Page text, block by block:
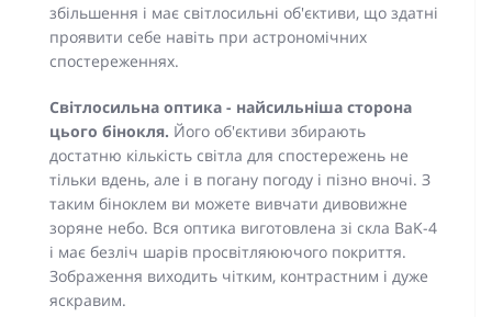
збільшення і має світлосильні об'єктиви, що здатні
проявити себе навіть при астрономічних
спостереженнях.
Світлосильна оптика - найсильніша сторона
цього бінокля. Його об'єктиви збирають
достатню кількість світла для спостережень не
тільки вдень, але і в погану погоду і пізно вночі. З
таким біноклем ви можете вивчати дивовижне
зоряне небо. Вся оптика виготовлена ​​зі скла BaK-4
і має безліч шарів просвітляюючого покриття.
Зображення виходить чітким, контрастним і дуже
яскравим.